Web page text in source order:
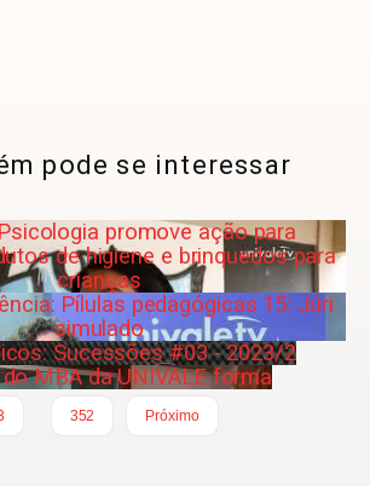
pode se interessar
promove ação para
de higiene e brinquedos para
crianças
Pílulas pedagógicas 15: Júri
simulado
Sucessões #03 - 2023/2
MBA da UNIVALE forma
352
Próximo